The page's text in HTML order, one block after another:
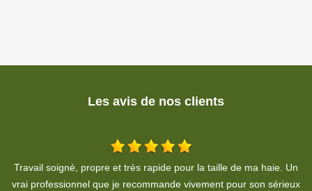
Les avis de nos clients
Entreprise sérieuse et fiable. Résultat parfait et propre. Que
demander de plus?